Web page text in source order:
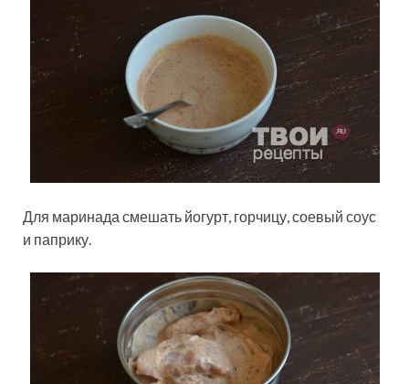
Для маринада смешать йогурт, горчицу, соевый соус
и паприку.